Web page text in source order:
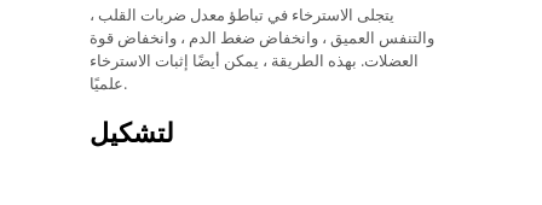
يتجلى الاسترخاء في تباطؤ معدل ضربات القلب ،
والتنفس العميق ، وانخفاض ضغط الدم ، وانخفاض قوة
العضلات. بهذه الطريقة ، يمكن أيضًا إثبات الاسترخاء
علميًا.
لتشكيل